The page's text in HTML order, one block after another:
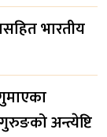
भारतीय
अन्त्येष्टि